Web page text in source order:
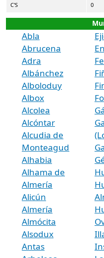
C'S 0
Abla
Abrucena
Adra
Albánchez
Alboloduy
Albox
Alcolea
Alcóntar
Alcudia de
Monteagud
Alhabia
Alhama de
Almería
Alicún
Almería
Almócita
Alsodux
Antas